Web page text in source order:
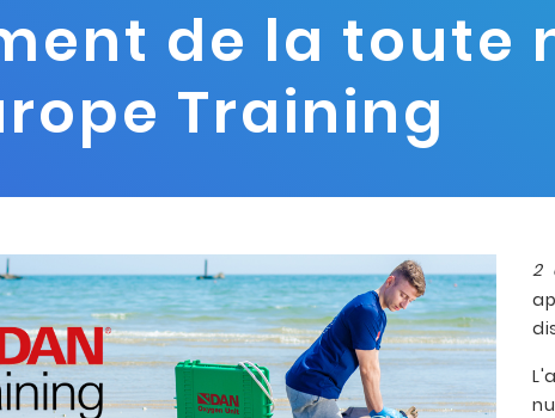
de la toute
Training
2